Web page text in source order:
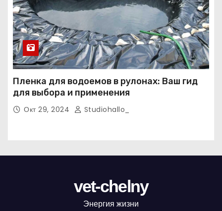
Пленка для водоемов в рулонах: Ваш гид
для выбора и применения
Окт 29, 2024 Studiohallo_
vet-chelny
Энергия жизни